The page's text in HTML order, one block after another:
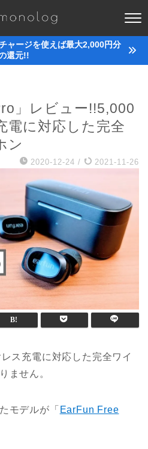
ャージを使えば最大2,000円分
還元!!
」レビュー!!5,000
電に対応した完全
ン
2020-12-24 / 2021-11-26
ス充電に対応した完全ワイ
ません。
モデルが「 EarFun Free